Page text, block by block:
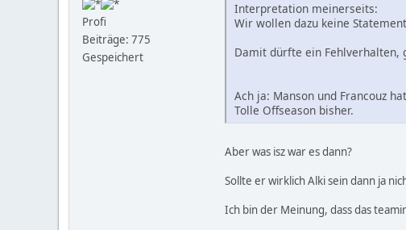
Profi
Beiträge: 775
Gespeichert
Interpretation meinerseits:
Wir wollen dazu keine
Damit dürfte ein
Ach ja: Manson und Francouz
Tolle Offseason bisher.
Aber was isz war es dann?
Sollte er wirklich Alki sein dann ja
Ich bin der Meinung, dass das